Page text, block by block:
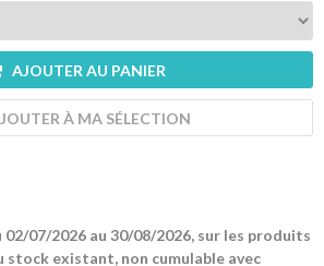
AJOUTER AU PANIER
À MA SÉLECTION
07/2026 au 30/08/2026, sur les produits
stock existant, non cumulable avec